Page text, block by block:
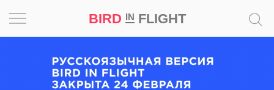
BIRD INFLIGHT